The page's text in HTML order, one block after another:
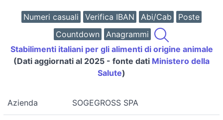
Numeri casuali Verifica IBAN Abi/Cab
Poste
Countdown
Anagrammi
Stabilimenti italiani per gli alimenti di origine animale
(Dati aggiornati al 2025 - fonte dati Ministero della
Salute)
Azienda SOGEGROSS SPA